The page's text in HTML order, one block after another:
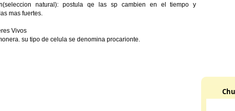
natural): postula qe las sp cambien en el tiempo y
mas fuertes.
Vivos
su tipo de celula se denomina procarionte.